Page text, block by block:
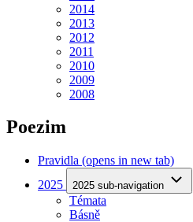
2014
2013
2012
2011
2010
2009
2008
Poezim
Pravidla (opens in new tab)
2025
2025 sub-navigation
Témata
Básně